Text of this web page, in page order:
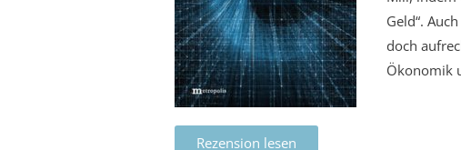
Geld“.
doch
Ökonomik
Rezension lesen